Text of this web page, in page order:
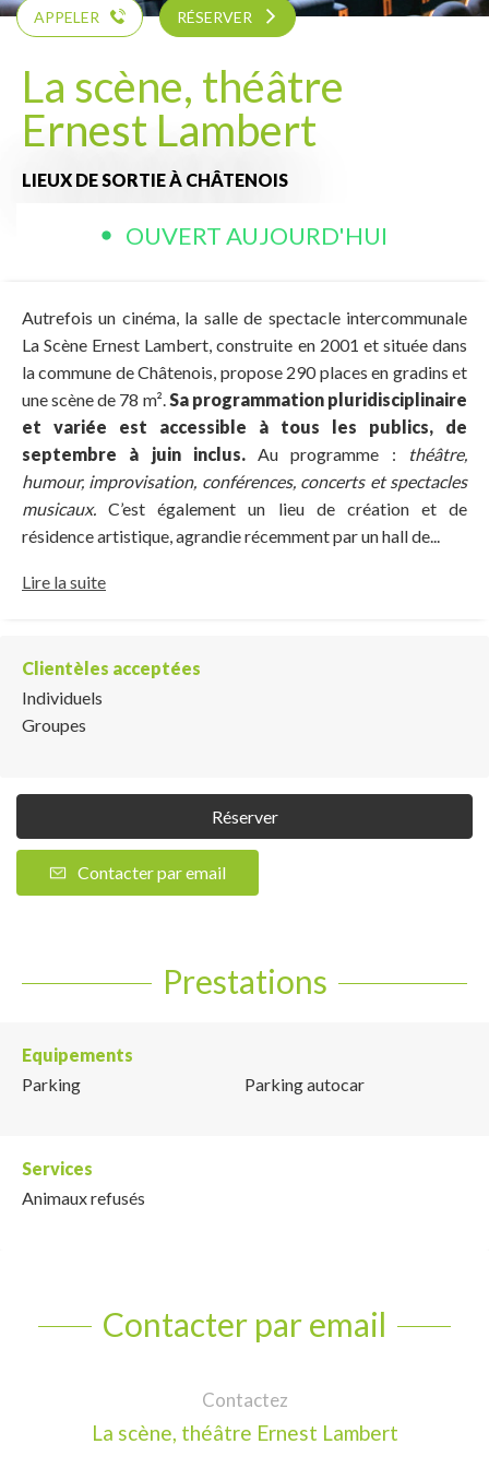
APPELER RÉSERVER
La scène, théâtre
Ernest Lambert
LIEUX DE SORTIEÀ CHÂTENOIS
OUVERT AUJOURD'HUI
Autrefois un cinéma, la salle de spectacle intercommunale
La Scène Ernest Lambert, construite en 2001 et située dans
la commune de Châtenois, propose 290 places en gradins et
une scène de 78 m². Sa programmation pluridisciplinaire
et variée est accessible à tous les publics, de
septembre à juin inclus.Au programme :
théâtre,
humour, improvisation, conférences, concerts et spectacles
musicaux. C’est également un lieu de création et de
résidence artistique, agrandie récemment par un hall de...
Lire la suite
Clientèles acceptées
Individuels
Groupes
Réserver
Contacter par email
Prestations
Equipements
Parking
Parking autocar
Services
Animaux refusés
Contacter par email
Contactez
La scène, théâtre Ernest Lambert